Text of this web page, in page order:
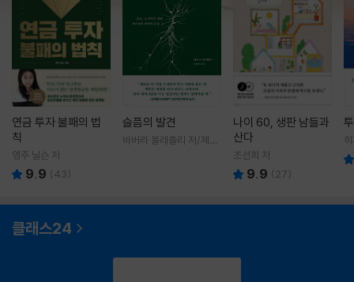
연금 투자 불패의 법
칙
영주 닐슨 저
9.9 (43)
슬픔의 발견
바버라 블래츨리 저/제효
나이 60, 생판 남들과
산다
조선희 저
9.9 ( 27)
클래스24